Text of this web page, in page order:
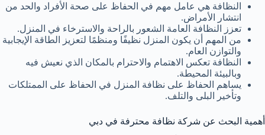
النظافة هي عامل مهم في الحفاظ على صحة الأفراد والحد من
انتشار الأمراض.
تعزز النظافة العامة الشعور بالراحة والاسترخاء في المنزل.
من المهم أن يكون المنزل نظيفًا ومنظمًا لتعزيز الطاقة الإيجابية
والتوازن العام.
النظافة تعكس الاهتمام والاحترام بالمكان الذي نعيش فيه
وبالبيئة المحيطة.
يساهم الحفاظ على نظافة المنزل في الحفاظ على الممتلكات
وتأخير البلى والتلف.
أهمية البحث عن شركة نظافة محترفة في دبي